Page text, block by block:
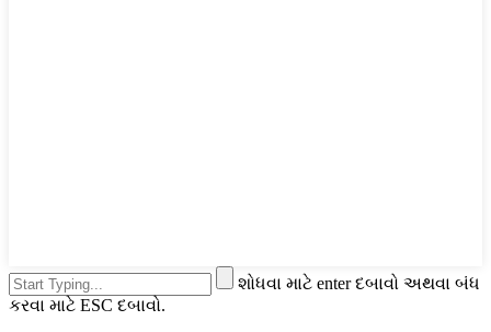
શોધવા માટે enter દબાવો અથવા બંધ
કરવા માટે ESC દબાવો.